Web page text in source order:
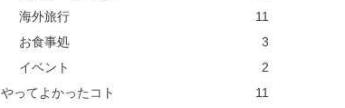
海外旅行
11
お食事処
3
イベント
2
やってよかったコト
11